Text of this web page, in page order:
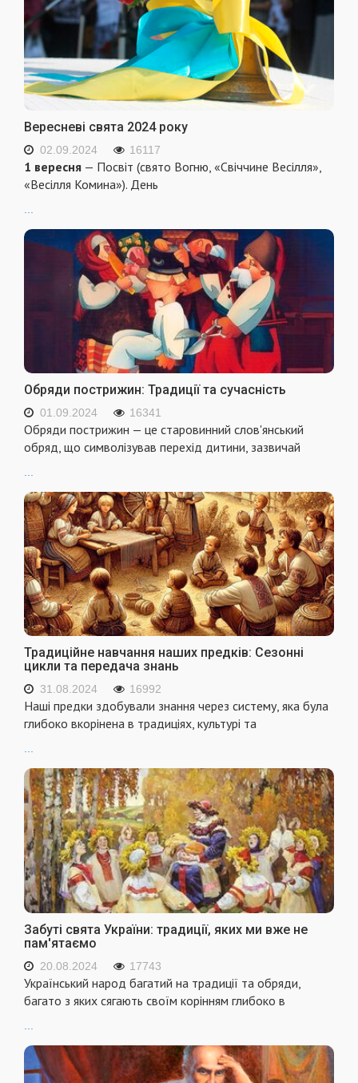
Вересневі свята 2024 року
02.09.2024 16117
1 вересня — Посвіт (свято Вогню, «Свіччине Весілля»,
«Весілля Комина»). День
Обряди пострижин: Традиції та сучасність
01.09.2024 16341
Обряди пострижин — це старовинний слов'янський
обряд, що символізував перехід дитини, зазвичай
Традиційне навчання наших предків: Сезонні
цикли та передача знань
31.08.2024 16992
Наші предки здобували знання через систему, яка була
глибоко вкорінена в традиціях, культурі та
Забуті свята України: традиції, яких ми вже не
пам'ятаємо
20.08.2024 17743
Український народ багатий на традиції та обряди,
багато з яких сягають своїм корінням глибоко в